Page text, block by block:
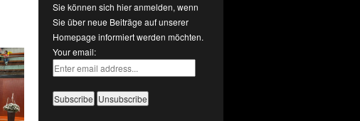
Sie können sich hier anmelden, wenn
Sie über neue Beiträge auf unserer
Homepage informiert werden möchten.
Your email: